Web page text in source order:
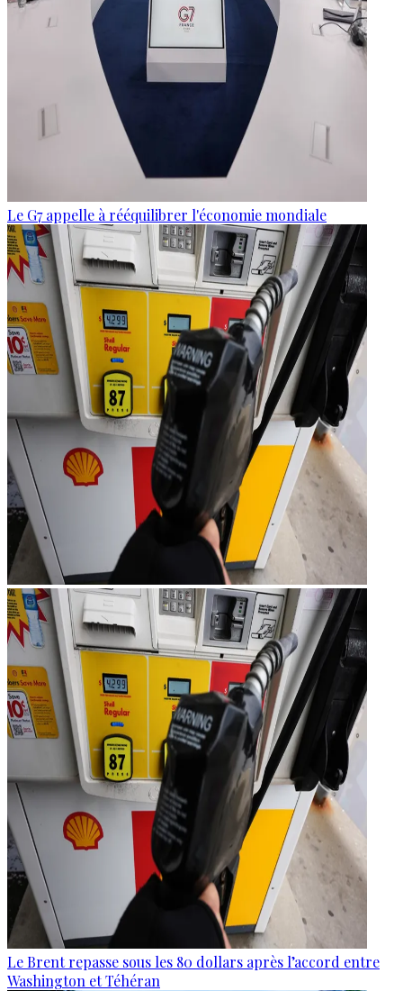
Le G7 appelle à rééquilibrer l'économie mondiale
Le Brent repasse sous les 80 dollars après l’accord entre
Washington et Téhéran